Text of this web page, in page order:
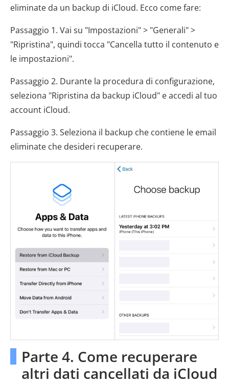
eliminate da un backup di iCloud. Ecco come fare:
Passaggio 1. Vai su "Impostazioni" > "Generali" >
"Ripristina", quindi tocca "Cancella tutto il contenuto e
le impostazioni".
Passaggio 2. Durante la procedura di configurazione,
seleziona "Ripristina da backup iCloud" e accedi al tuo
account iCloud.
Passaggio 3. Seleziona il backup che contiene le email
eliminate che desideri recuperare.
Parte 4. Come recuperare
altri dati cancellati da iCloud